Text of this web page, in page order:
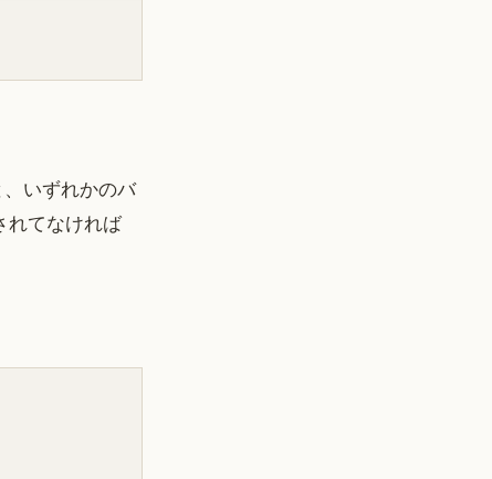
いずれかのバ
れてなければ